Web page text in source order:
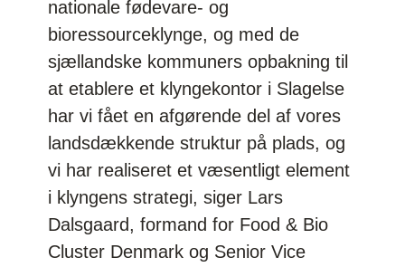
nationale fødevare- og
bioressourceklynge, og med de
sjællandske kommuners opbakning til
at etablere et klyngekontor i Slagelse
har vi fået en afgørende del af vores
landsdækkende struktur på plads, og
vi har realiseret et væsentligt element
i klyngens strategi, siger Lars
Dalsgaard, formand for Food & Bio
Cluster Denmark og Senior Vice